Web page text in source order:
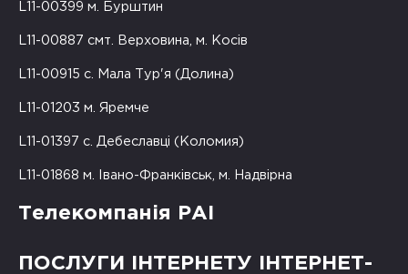
L11-00399 м. Бурштин
L11-00887 смт. Верховина, м. Косів
L11-00915 с. Мала Тур'я (Долина)
L11-01203 м. Яремче
L11-01397 с. Дебеславці (Коломия)
L11-01868 м. Івано-Франківськ, м. Надвірна
Телекомпанія РАІ
ПОСЛУГИ ІНТЕРНЕТУ ІНТЕРНЕТ-